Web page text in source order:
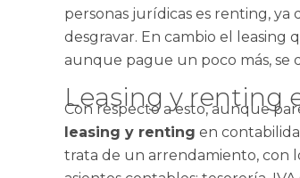
personas jurídicas es renting,
desgravar. En cambio el leasing
aunque pague un poco más, se
Leasing y renting
Con respecto a esto, aunque
leasing y renting en
trata de un arrendamiento, con